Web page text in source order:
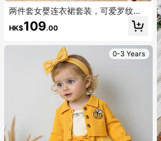
两件套女婴连衣裙套装，可爱罗纹荷
叶边蝴蝶结拼接松紧腰毛绒球公主裙
和贝雷帽套装，适合温暖的春秋季休
HK$109.00
0-3 Years